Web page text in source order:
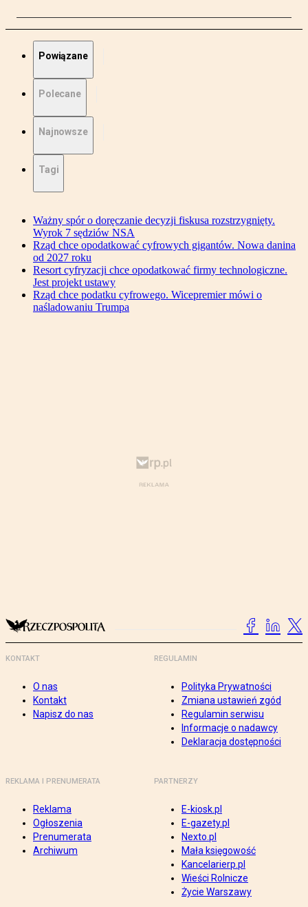
Powiązane
Polecane
Najnowsze
Tagi
Ważny spór o doręczanie decyzji fiskusa rozstrzygnięty.
Wyrok 7 sędziów NSA
Rząd chce opodatkować cyfrowych gigantów. Nowa danina
od 2027 roku
Resort cyfryzacji chce opodatkować firmy technologiczne.
Jest projekt ustawy
Rząd chce podatku cyfrowego. Wicepremier mówi o
naśladowaniu Trumpa
KONTAKT
O nas
Kontakt
Napisz do nas
REGULAMIN
Polityka Prywatności
Zmiana ustawień zgód
Regulamin serwisu
Informacje o nadawcy
Deklaracja dostępności
REKLAMA I PRENUMERATA
Reklama
Ogłoszenia
Prenumerata
Archiwum
PARTNERZY
E-kiosk.pl
E-gazety.pl
Nexto.pl
Mała księgowość
Kancelarierp.pl
Wieści Rolnicze
Życie Warszawy